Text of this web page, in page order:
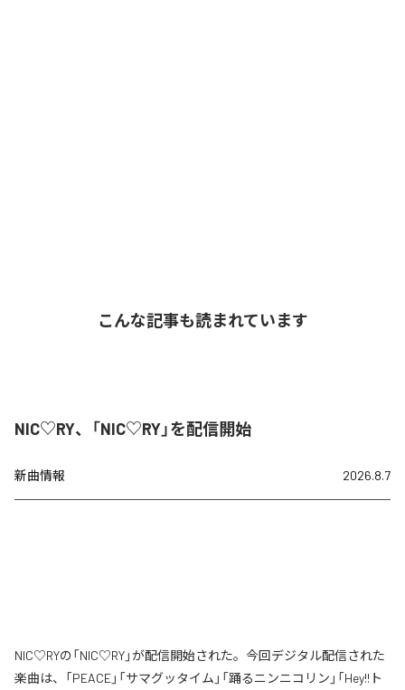
こんな記事も読まれています
NIC♡RY、「NIC♡RY」を配信開始
新曲情報 2026.8.7
NIC♡RYの「NIC♡RY」が配信開始された。今回デジタル配信された
楽曲は、「PEACE」「サマグッタイム」「踊るニンニコリン」「Hey!!ト